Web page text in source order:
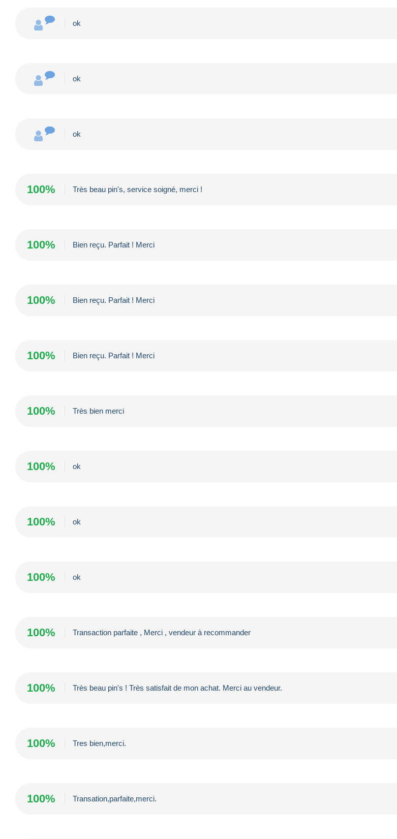
ok
ok
ok
100% Très beau pin's, service soigné, merci !
100% Bien reçu. Parfait ! Merci
100% Bien reçu. Parfait ! Merci
100% Bien reçu. Parfait ! Merci
100% Très bien merci
100% ok
100% ok
100% ok
100% Transaction parfaite , Merci , vendeur à recommander
100% Très beau pin's ! Très satisfait de mon achat. Merci au vendeur.
100% Tres bien,merci.
100% Transation,parfaite,merci.